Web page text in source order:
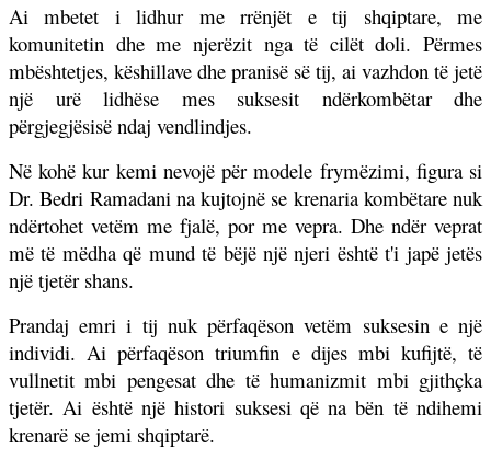
Ai mbetet i lidhur me rrënjët e tij shqiptare, me
komunitetin dhe me njerëzit nga të cilët doli. Përmes
mbështetjes, këshillave dhe pranisë së tij, ai vazhdon të jetë
një urë lidhëse mes suksesit ndërkombëtar dhe
përgjegjësisë ndaj vendlindjes.
Në kohë kur kemi nevojë për modele frymëzimi, figura si
Dr. Bedri Ramadani na kujtojnë se krenaria kombëtare nuk
ndërtohet vetëm me fjalë, por me vepra. Dhe ndër veprat
më të mëdha që mund të bëjë një njeri është t'i japë jetës
një tjetër shans.
Prandaj emri i tij nuk përfaqëson vetëm suksesin e një
individi. Ai përfaqëson triumfin e dijes mbi kufijtë, të
vullnetit mbi pengesat dhe të humanizmit mbi gjithçka
tjetër. Ai është një histori suksesi që na bën të ndihemi
krenarë se jemi shqiptarë.